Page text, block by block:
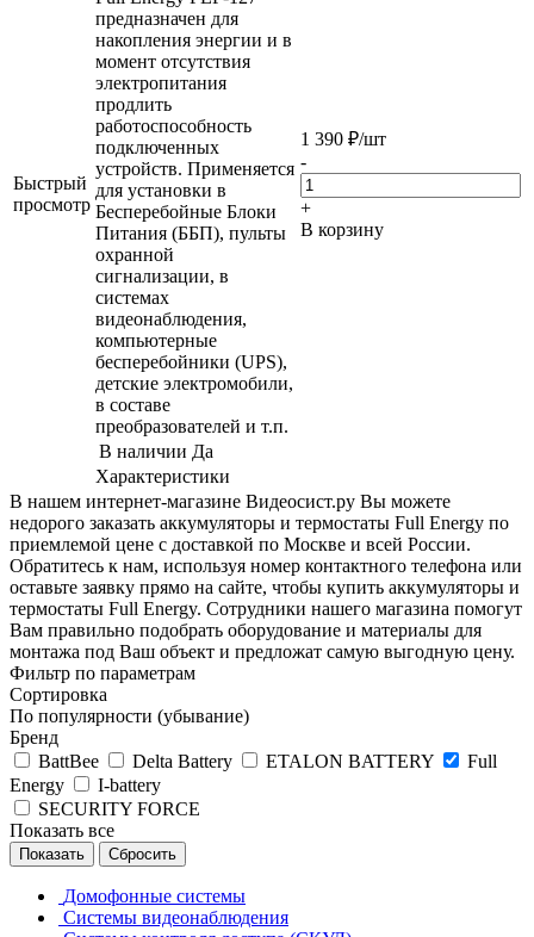
Быстрый
просмотр
предназначен для
накопления энергии и в
момент отсутствия
электропитания
продлить
работоспособность
подключенных
устройств. Применяется
для установки в
Бесперебойные Блоки
Питания (ББП), пульты
охранной
сигнализации, в
системах
видеонаблюдения,
компьютерные
бесперебойники (UPS),
детские электромобили,
в составе
преобразователей и т.п.
В наличии Да
Характеристики
1 390 ₽/шт
-
+
В корзину
В нашем интернет-магазине Видеосист.ру Вы можете
недорого заказать аккумуляторы и термостаты Full Energy по
приемлемой цене с доставкой по Москве и всей России.
Обратитесь к нам, используя номер контактного телефона или
оставьте заявку прямо на сайте, чтобы купить аккумуляторы и
термостаты Full Energy. Сотрудники нашего магазина помогут
Вам правильно подобрать оборудование и материалы для
монтажа под Ваш объект и предложат самую выгодную цену.
Фильтр по параметрам
Сортировка
По популярности (убывание)
Бренд
BattBee
Delta Battery ETALON BATTERY
Full
Energy
I-battery
SECURITY FORCE
Показать все
Сбросить
Домофонные системы
Системы видеонаблюдения